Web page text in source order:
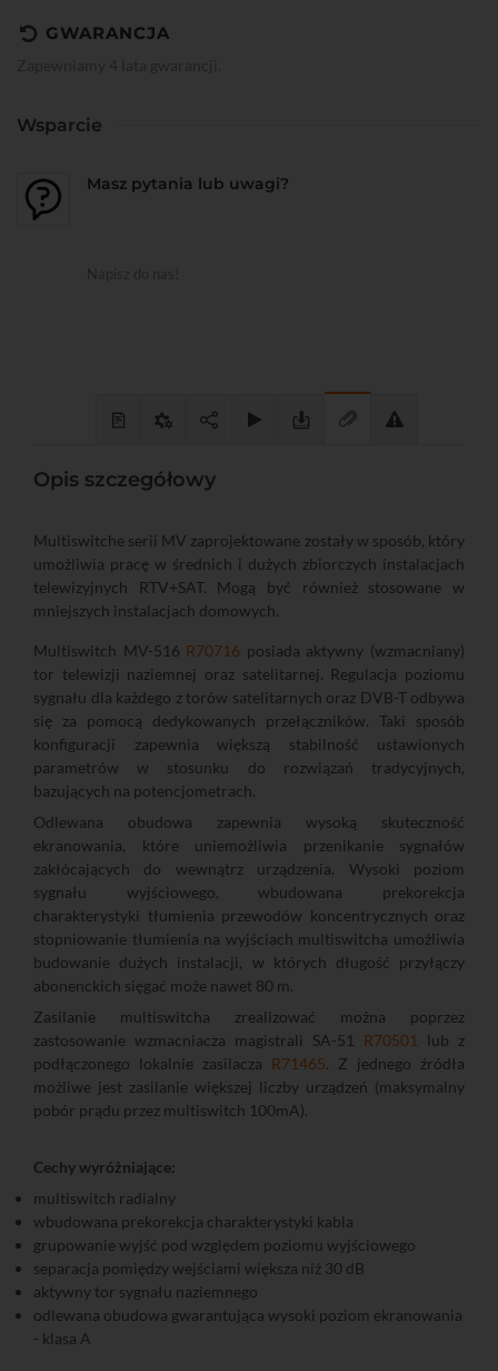
GWARANCJA
Wsparcie
Masz pytania lub uwagi?
Opis szczegółowy
Multiswitche serii MV zaprojektowane zostały w sposób, który
umożliwia pracę w średnich i dużych zbiorczych instalacjach
telewizyjnych RTV+SAT. Mogą być również stosowane w
mniejszych instalacjach domowych.
Multiswitch MV-516 R70716 posiada aktywny (wzmacniany)
tor telewizji naziemnej oraz satelitarnej. Regulacja poziomu
sygnału dla każdego z torów satelitarnych oraz DVB-T odbywa
się za pomocą dedykowanych przełączników. Taki sposób
konfiguracji zapewnia większą stabilność ustawionych
parametrów w stosunku do rozwiązań tradycyjnych,
bazujących na potencjometrach.
Odlewana obudowa zapewnia wysoką skuteczność
ekranowania, które uniemożliwia przenikanie sygnałów
zakłócających do wewnątrz urządzenia. Wysoki poziom
sygnału wyjściowego, wbudowana prekorekcja
charakterystyki tłumienia przewodów koncentrycznych oraz
stopniowanie tłumienia na wyjściach multiswitcha umożliwia
budowanie dużych instalacji, w których długość przyłączy
abonenckich sięgać może nawet 80 m.
Zasilanie multiswitcha zrealizować można poprzez
zastosowanie wzmacniacza magistrali SA-51 R70501
lub z
podłączonego lokalnie zasilacza R71465. Z jednego źródła
możliwe jest zasilanie większej liczby urządzeń (maksymalny
pobór prądu przez multiswitch 100mA).
Cechy wyróżniające:
multiswitch radialny
wbudowana prekorekcja charakterystyki kabla
grupowanie wyjść pod względem poziomu wyjściowego
separacja pomiędzy wejściami większa niż 30 dB
aktywny tor sygnału naziemnego
odlewana obudowa gwarantująca wysoki poziom ekranowania
- klasa A